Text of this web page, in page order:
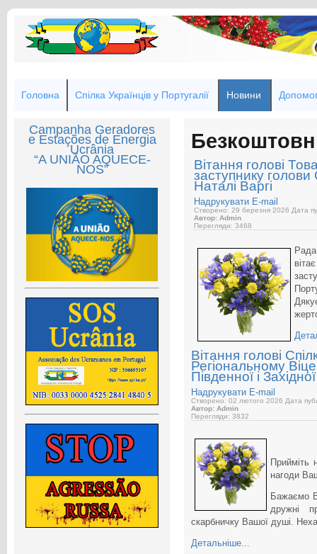
Головна Спілка Українців у Португалії Новини
Campanha Geradores
e Estações de Energia
Ucrânia
“A UNIÃO AQUECE-
NOS” Вітання голові
заступнику голови
Наталі Варгі
Надрукувати E-mail
Створено: 29 березня 2026 Дата
Автор: Admin
Перегляди: 3468
Вітання голові
Регіональному
Південної і
Надрукувати E-mail
Створено: 02 лютого 2026 Дата
Автор: Admin
Перегляди: 3832
Прийміть
нагоди
Бажаємо
дружні
скарбничку Вашої душі.
Детальніше...